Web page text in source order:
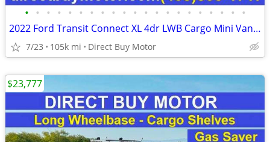
• • • • • • • • • • • • • • • • • • • • •
2022 Ford Transit Connect XL 4dr LWB Cargo Mini Van w/Rear Doors Carg
7/23 105k mi Direct Buy Motor
$23,777